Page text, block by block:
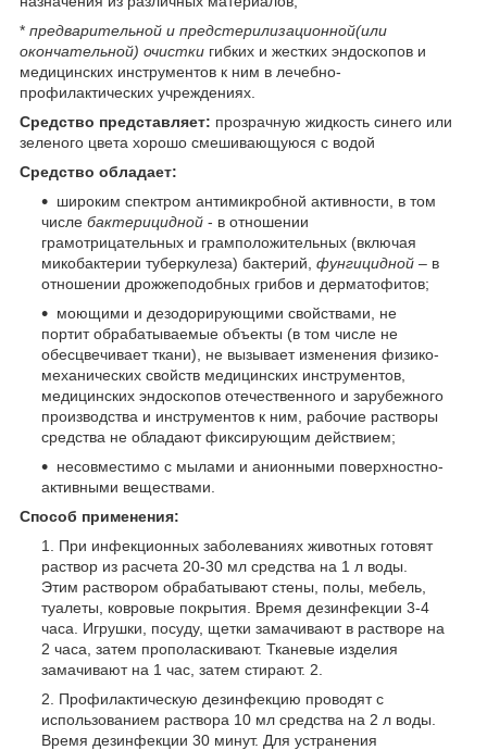
* предварительной и предстерилизационной(или
окончательной) очистки гибких и жестких эндоскопов и
медицинских инструментов к ним в лечебно-
профилактических учреждениях.
Средство представляет: прозрачную жидкость синего или
зеленого цвета хорошо смешивающуюся с водой
Средство обладает:
широким спектром антимикробной актив­ности, в том
числе бактерицидной - в отношении
грамотрицательных и грамположительных (включая
микобактерии туберкулеза) бактерий, фунгицидной – в
отношении дрожжеподобных грибов и дерматофитов;
моющими и дезодорирующими свойствами, не
портит обрабатываемые объекты (в том числе не
обесцвечивает ткани), не вызывает изменения физико-
механических свойств медицинских инструментов,
медицинских эндоскопов отечественного и зарубежного
производства и инструментов к ним, рабочие растворы
средства не обладают фиксирующим действием;
несовместимо с мылами и анионными поверхностно-
активными веществами.
Способ применения:
При инфекционных заболеваниях животных готовят
раствор из расчета 20-30 мл средства на 1 л воды.
Этим раствором обрабатывают стены, полы, мебель,
туалеты, ковровые покрытия. Время дезинфекции 3-4
часа. Игрушки, посуду, щетки замачивают в растворе на
2 часа, затем прополаскивают. Тканевые изделия
замачивают на 1 час, затем стирают. 2.
Профилактическую дезинфекцию проводят с
использованием раствора 10 мл средства на 2 л воды.
Время дезинфекции 30 минут. Для устранения